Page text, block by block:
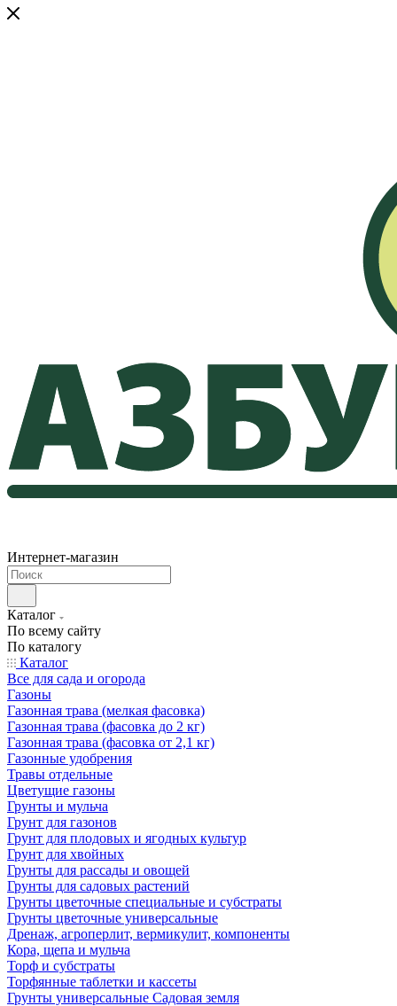
Интернет-магазин
Каталог
По всему сайту
По каталогу
Каталог
Все для сада и огорода
Газоны
Газонная трава (мелкая фасовка)
Газонная трава (фасовка до 2 кг)
Газонная трава (фасовка от 2,1 кг)
Газонные удобрения
Травы отдельные
Цветущие газоны
Грунты и мульча
Грунт для газонов
Грунт для плодовых и ягодных культур
Грунт для хвойных
Грунты для рассады и овощей
Грунты для садовых растений
Грунты цветочные специальные и субстраты
Грунты цветочные универсальные
Дренаж, агроперлит, вермикулит, компоненты
Кора, щепа и мульча
Торф и субстраты
Торфянные таблетки и кассеты
Грунты универсальные Садовая земля